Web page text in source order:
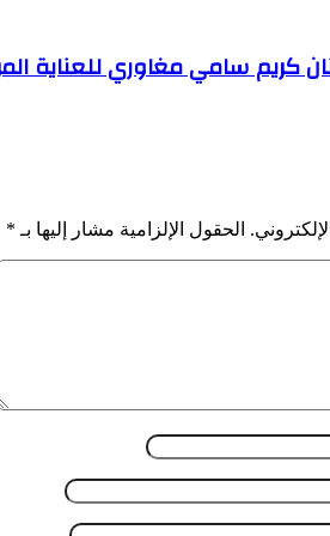
كريم سامي مغاوري للعناية
الحقول الإلزامية مشار إليها بـ *